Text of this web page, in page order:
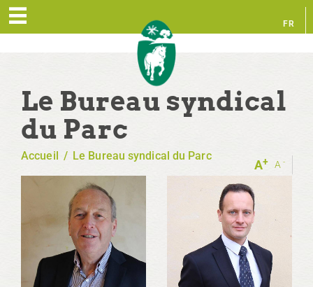
FR
Le Bureau syndical
du Parc
-
A
+
A
Accueil / Le Bureau syndical du Parc